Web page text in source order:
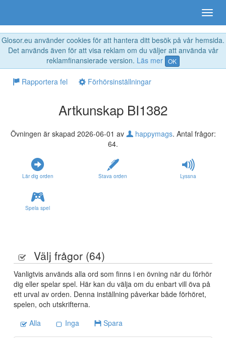
Glosor.eu använder cookies för att hantera ditt besök på vår hemsida.
Det används även för att visa reklam om du väljer att använda vår
reklamfinansierade version. Läs mer OK
Rapportera fel Förhörsinställningar
Artkunskap BI1382
Övningen är skapad 2026-06-01 av happymags. Antal frågor:
64.
Lär dig orden Stava orden Lyssna
Spela spel
Välj frågor (64)
Vanligtvis används alla ord som finns i en övning när du förhör
dig eller spelar spel. Här kan du välja om du enbart vill öva på
ett urval av orden. Denna inställning påverkar både förhöret,
spelen, och utskrifterna.
Alla
Inga Spara